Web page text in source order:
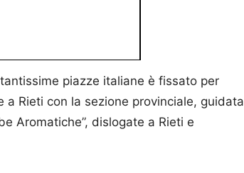
piazze italiane è fissato per
Rieti con la sezione provinciale, guidata
Aromatiche”, dislogate a Rieti e